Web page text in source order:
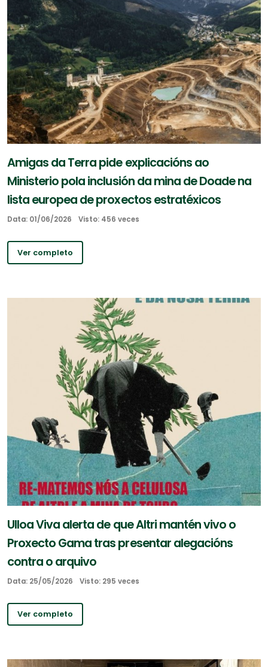
Amigas da Terra pide explicacións ao
Ministerio pola inclusión da mina de Doade na
lista europea de proxectos estratéxicos
Data: 01/06/2026 Visto: 456 veces
Ver completo
Ulloa Viva alerta de que Altri mantén vivo o
Proxecto Gama tras presentar alegacións
contra o arquivo
Data: 25/05/2026 Visto: 295 veces
Ver completo